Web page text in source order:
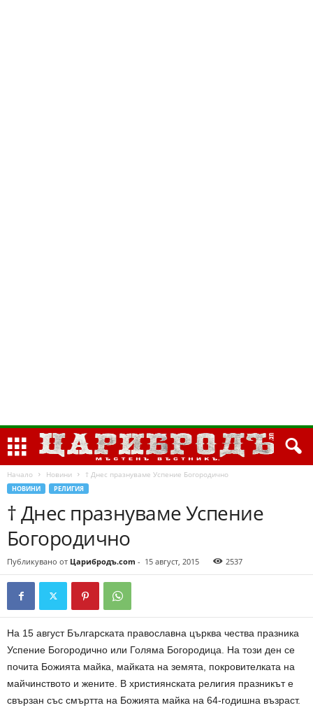
Начало Новини † Днес празнуваме Успение Богородично
НОВИНИ РЕЛИГИЯ
† Днес празнуваме Успение
Богородично
Публикувано от Царибродъ.com - 15 август, 2015 2537
На 15 август Българската православна църква чества празника
Успение Богородично или Голяма Богородица. На този ден се
почита Божията майка, майката на земята, покровителката на
майчинството и жените. В християнската религия празникът е
свързан със смъртта на Божията майка на 64-годишна възраст.